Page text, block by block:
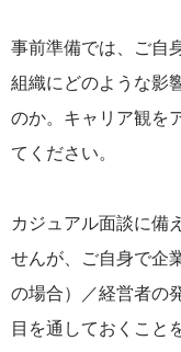
事前準備では、ご自
組織にどのような影
のか。キャリア観を
てください。
カジュアル面談に備
せんが、ご自身で企
の場合）／経営者の
目を通しておくこと